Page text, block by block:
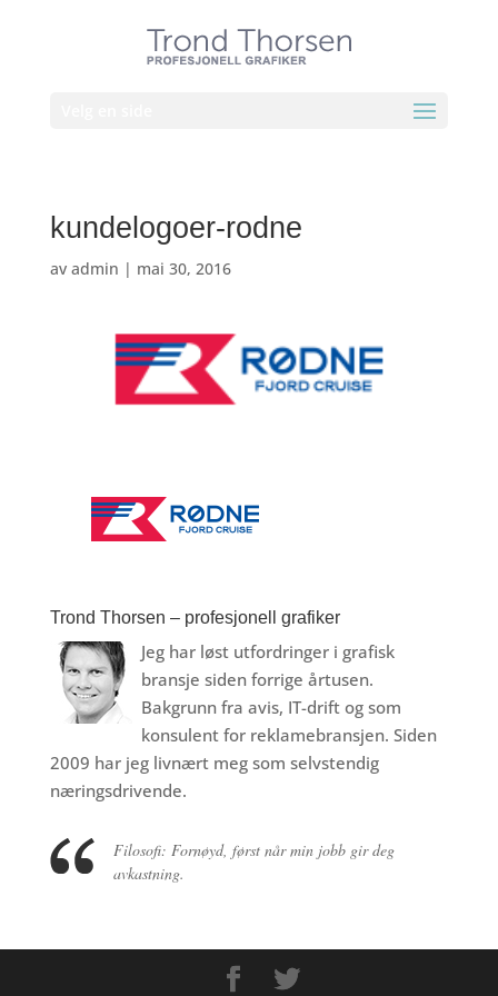
kundelogoer-rodne
av admin | mai 30, 2016
Trond Thorsen – profesjonell grafiker
Jeg har løst utfordringer i grafisk
bransje siden forrige årtusen.
Bakgrunn fra avis, IT-drift og som
konsulent for reklamebransjen. Siden
2009 har jeg livnært meg som selvstendig
næringsdrivende.
Filosofi: Fornøyd, først når min jobb gir deg
avkastning.